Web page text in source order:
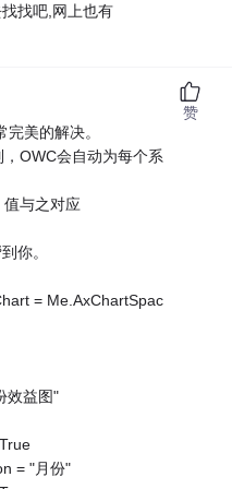
找吧,网上也有
美的解决。
OWC会自动为每个系
与之对应
你。
= Me.AxChartSpac
效益图"
= "月份"
赞